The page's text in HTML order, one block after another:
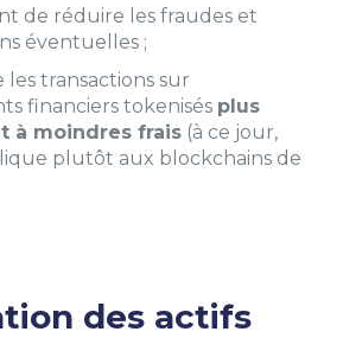
de réduire les fraudes et
éventuelles ;
les transactions sur
financiers tokenisés plus
à moindres frais(à ce jour,
plutôt aux blockchains de
des actifs